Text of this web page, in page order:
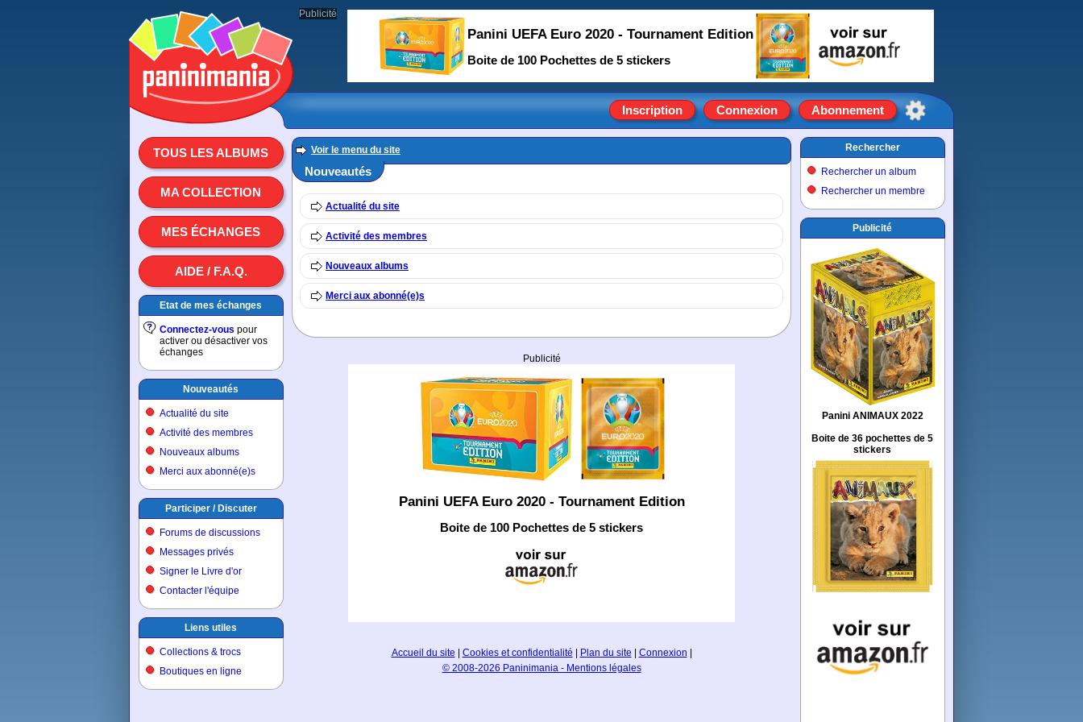
Inscription Connexion Abonnement
TOUS LES ALBUMS
MA COLLECTION
MES ÉCHANGES
AIDE / F.A.Q.
Etat de mes échanges
Connectez-vous pour
activer ou désactiver vos
échanges
Nouveautés
Actualité du site
Activité des membres
Nouveaux albums
Merci aux abonné(e)s
Participer / Discuter
Forums de discussions
Messages privés
Signer le Livre d'or
Contacter l'équipe
Liens utiles
Collections & trocs
Boutiques en ligne
Voir le menu du site
Nouveautés
Actualité du site
Activité des membres
Nouveaux albums
Merci aux abonné(e)s
Publicité
Panini UEFA Euro 2020 - Tournament Edition
Boite de 100 Pochettes de 5 stickers
Accueil du site Cookies et confidentialité Plan du site Connexion
© 2008-2026 Paninimania - Mentions légales
Rechercher
Rechercher un album
Rechercher un membre
Publicité
Panini ANIMAUX 2022
Boite de 36 pochettes de 5
stickers
Publicité
Panini UEFA Euro 2020 - Tournament Edition
Boite de 100 Pochettes de 5 stickers